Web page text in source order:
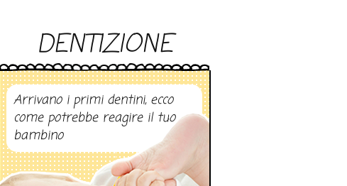
DENTIZIONE
Arrivano i primi dentini, ecco
come potrebbe reagire il tuo
bambino